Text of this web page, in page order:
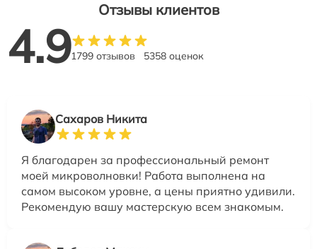
Отзывы клиентов
4.91799 отзывов 5358 оценок
Сахаров Никита
Я благодарен за профессиональный ремонт
моей микроволновки! Работа выполнена на
самом высоком уровне, а цены приятно удивили.
Рекомендую вашу мастерскую всем знакомым.